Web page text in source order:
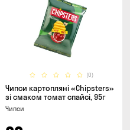
(0)
Чипси картопляні «Chipsters»
зі смаком томат спайсі, 95г
Чипси